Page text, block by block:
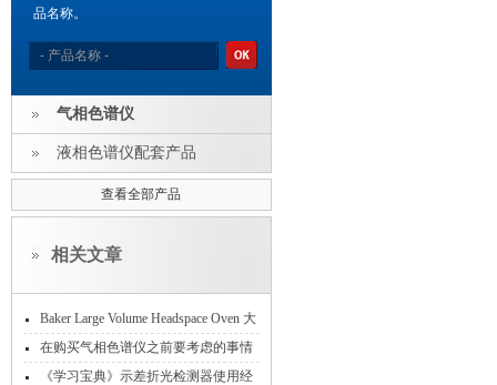
品名称。
气相色谱仪
液相色谱仪配套产品
查看全部产品
相关文章
Baker Large Volume Headspace Oven 大
体积顶空进样
在购买气相色谱仪之前要考虑的事情
《学习宝典》示差折光检测器使用经